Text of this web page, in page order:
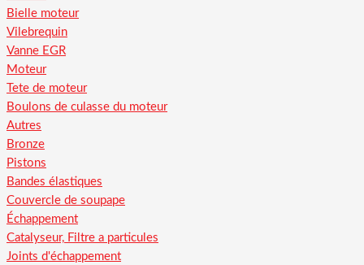
Bielle moteur
Vilebrequin
Vanne EGR
Moteur
Tete de moteur
Boulons de culasse du moteur
Autres
Bronze
Pistons
Bandes élastiques
Couvercle de soupape
Échappement
Catalyseur, Filtre a particules
Joints d'échappement